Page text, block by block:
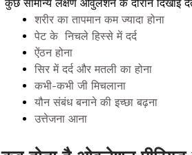
कुछ सामान्य लक्षण ओवुलेशन के दौरान दिखाई
शरीर का तापमान कम ज्यादा होना
पेट के निचले हिस्से में दर्द
ऐंठन होना
सिर में दर्द और मतली का होना
कभी-कभी जी मिचलाना
यौन संबंध बनाने की इच्छा बढ़ना
उत्तेजना आना